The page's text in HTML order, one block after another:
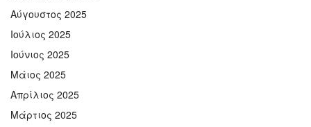
Αύγουστος 2025
Ιούλιος 2025
Ιούνιος 2025
Μάιος 2025
Απρίλιος 2025
Μάρτιος 2025